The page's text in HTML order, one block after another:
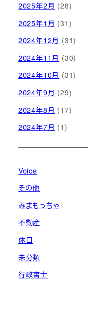
2025年2月 (28)
2025年1月 (31)
2024年12月 (31)
2024年11月 (30)
2024年10月 (31)
2024年9月 (29)
2024年8月 (17)
2024年7月 (1)
Voice
その他
みまもっちゃ
不動産
休日
未分類
行政書士